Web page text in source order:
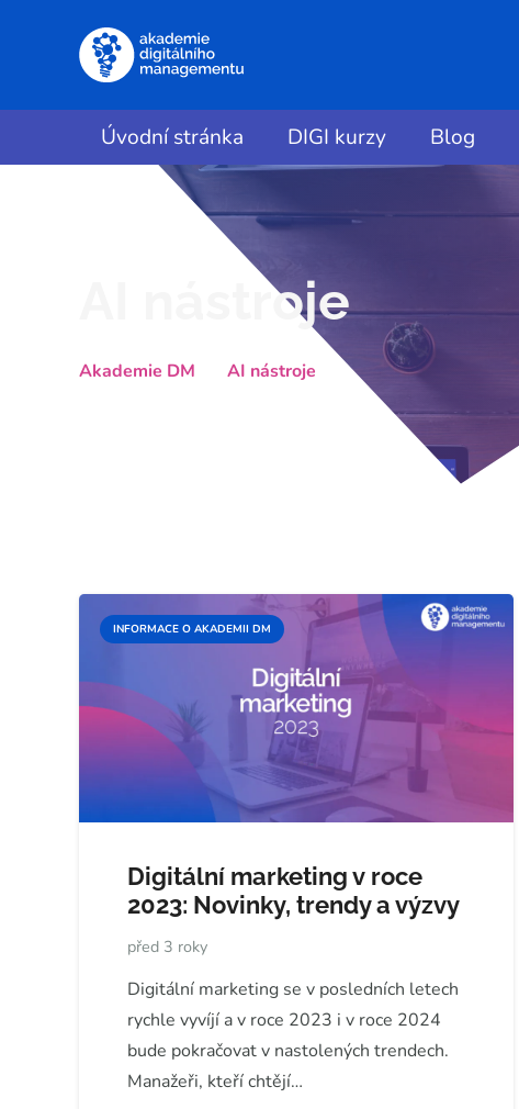
Úvodní stránka DIGI kurzy Blog
AI nástroje
Akademie DM AI nástroje
INFORMACE O AKADEMII DM
Digitální marketing v roce
2023: Novinky, trendy a výzvy
před 3 roky
Digitální marketing se v posledních letech
rychle vyvíjí a v roce 2023 i v roce 2024
bude pokračovat v nastolených trendech.
Manažeři, kteří chtějí…